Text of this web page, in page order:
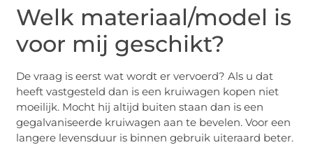
Welk materiaal/model is
voor mij geschikt?
De vraag is eerst wat wordt er vervoerd? Als u dat
heeft vastgesteld dan is een kruiwagen kopen niet
moeilijk. Mocht hij altijd buiten staan dan is een
gegalvaniseerde kruiwagen aan te bevelen. Voor een
langere levensduur is binnen gebruik uiteraard beter.